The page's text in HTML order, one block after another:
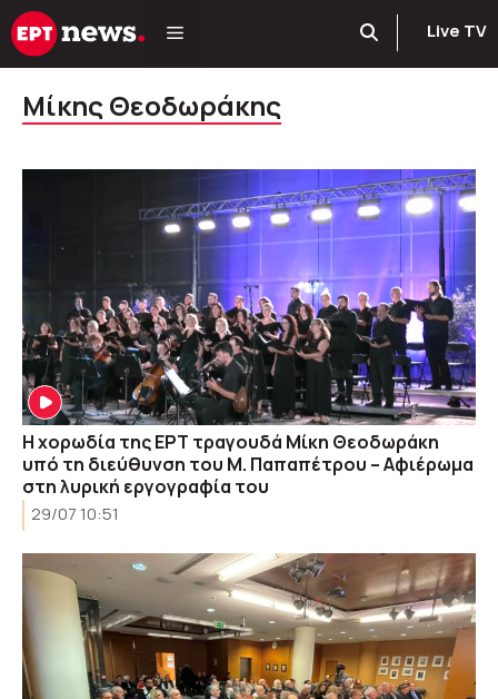
Μετάβαση
σε
Live TV
Μίκης Θεοδωράκης
Η χορωδία της ΕΡΤ τραγουδά Μίκη Θεοδωράκη
υπό τη διεύθυνση του Μ. Παπαπέτρου – Αφιέρωμα
στη λυρική εργογραφία του
29/07 10:51